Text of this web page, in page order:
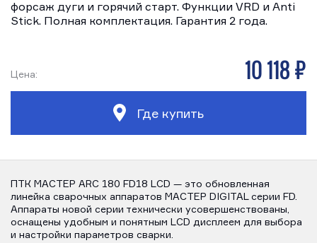
форсаж дуги и горячий старт. Функции VRD и Anti
Stick. Полная комплектация. Гарантия 2 года.
Цена: 10 118 р
Где купить
ПТК МАСТЕР ARC 180 FD18 LCD — это обновленная
линейка сварочных аппаратов МАСТЕР DIGITAL серии FD.
Аппараты новой серии технически усовершенствованы,
оснащены удобным и понятным LCD дисплеем для выбора
и настройки параметров сварки.